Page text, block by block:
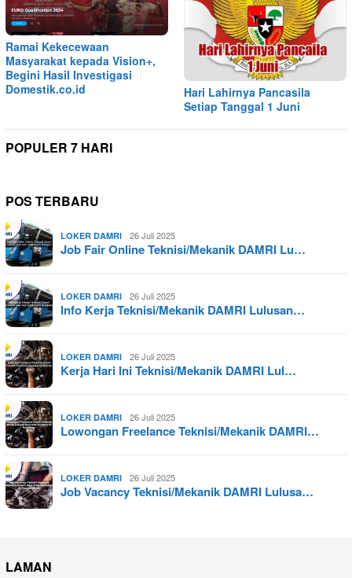
Ramai Kekecewaan
Masyarakat kepada Vision+,
Begini Hasil Investigasi
Domestik.co.id
Hari Lahirnya Pancasila
Setiap Tanggal 1 Juni
POPULER 7 HARI
POS TERBARU
LOKER DAMRI 26 Juli 2025
Job Fair Online Teknisi/Mekanik DAMRI Lu…
LOKER DAMRI 26 Juli 2025
Info Kerja Teknisi/Mekanik DAMRI Lulusan…
LOKER DAMRI 26 Juli 2025
Kerja Hari Ini Teknisi/Mekanik DAMRI Lul…
LOKER DAMRI 26 Juli 2025
Lowongan Freelance Teknisi/Mekanik DAMRI…
LOKER DAMRI 26 Juli 2025
Job Vacancy Teknisi/Mekanik DAMRI Lulusa…
LAMAN